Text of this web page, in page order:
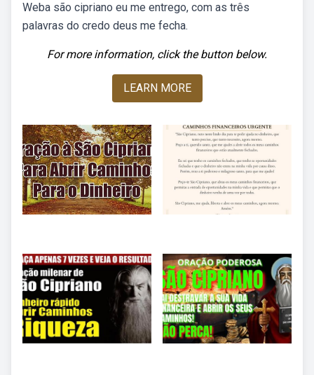
Weba são cipriano eu me entrego, com as três
palavras do credo deus me fecha.
For more information, click the button below.
LEARN MORE